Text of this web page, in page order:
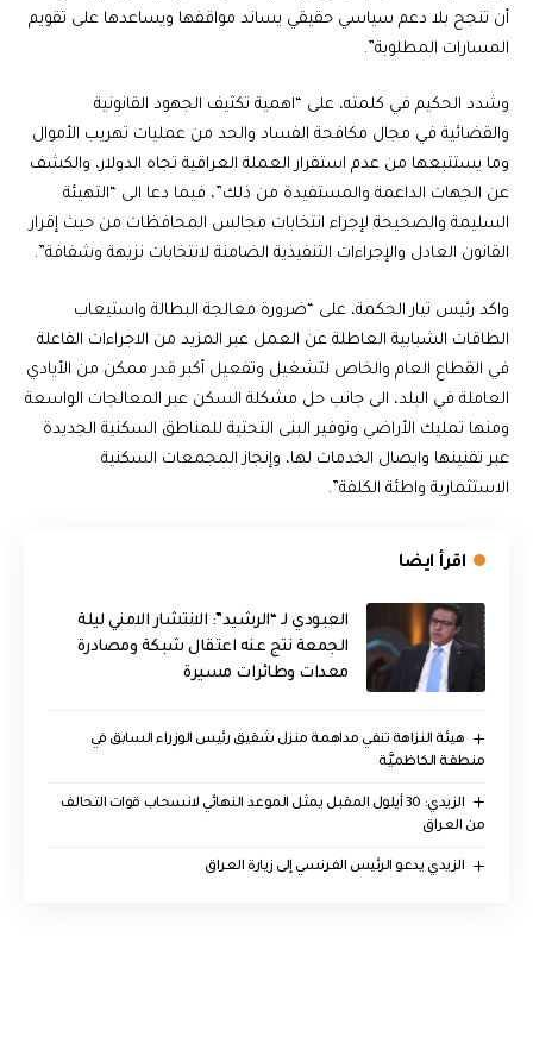
أن تنجح بلا دعم سياسي حقيقي يساند مواقفها ويساعدها على تقويم
المسارات المطلوبة”.
وشدد الحكيم في كلمته، على “اهمية تكثيف الجهود القانونية
والقضائية في مجال مكافحة الفساد والحد من عمليات تهريب الأموال
وما يستتبعها من عدم استقرار العملة العراقية تجاه الدولار، والكشف
عن الجهات الداعمة والمستفيدة من ذلك”، فيما دعا الى “التهيئة
السليمة والصحيحة لإجراء انتخابات مجالس المحافظات من حيث إقرار
القانون العادل والإجراءات التنفيذية الضامنة لانتخابات نزيهة وشفافة”.
واكد رئيس تيار الحكمة، على “ضرورة معالجة البطالة واستيعاب
الطاقات الشبابية العاطلة عن العمل عبر المزيد من الاجراءات الفاعلة
في القطاع العام والخاص لتشغيل وتفعيل أكبر قدر ممكن من الأيادي
العاملة في البلد، الى جانب حل مشكلة السكن عبر المعالجات الواسعة
ومنها تمليك الأراضي وتوفير البنى التحتية للمناطق السكنية الجديدة
عبر تقنينها وايصال الخدمات لها، وإنجاز المجمعات السكنية
الاستثمارية واطئة الكلفة”.
اقرأ ايضا
العبودي لـ “الرشيد”: الانتشار الامني ليلة
الجمعة نتج عنه اعتقال شبكة ومصادرة
معدات وطائرات مسيرة
هيئة النزاهة تنفي مداهمة منزل شقيق رئيس الوزراء السابق في
منطقة الكاظميَّة
الزيدي: 30 أيلول المقبل يمثل الموعد النهائي لانسحاب قوات التحالف
من العراق
الزيدي يدعو الرئيس الفرنسي إلى زيارة العراق